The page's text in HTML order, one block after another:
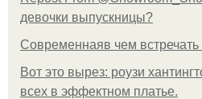
девочки выпускницы?
Современнаяв чем встречать
Вот это вырез: роузи
всех в эффектном платьe.